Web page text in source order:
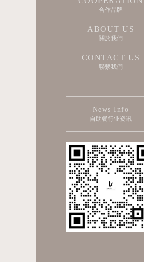
合作品牌
ABOUT US
關於我們
CONTACT US
聯繫我們
News Info
自助餐行业资讯